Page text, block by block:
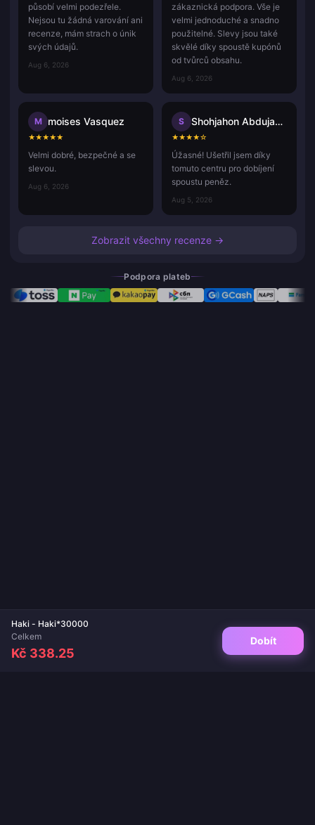
Haki - Haki*30000
Celkem
Kč 338.25
Dobít
působí velmi podezřele.
Nejsou tu žádná varování ani
recenze, mám strach o únik
svých údajů.
Aug 6, 2026
zákaznická podpora. Vše je
velmi jednoduché a snadno
použitelné. Slevy jsou také
skvělé díky spoustě kupónů
od tvůrců obsahu.
Aug 6, 2026
M moises Vasquez
★★★★★
Velmi dobré, bezpečné a se
slevou.
Aug 6, 2026
S Shohjahon Abdujabbor
★★★★☆
Úžasné! Ušetřil jsem díky
tomuto centru pro dobíjení
spoustu peněz.
Aug 5, 2026
Zobrazit všechny recenze →
Podpora plateb